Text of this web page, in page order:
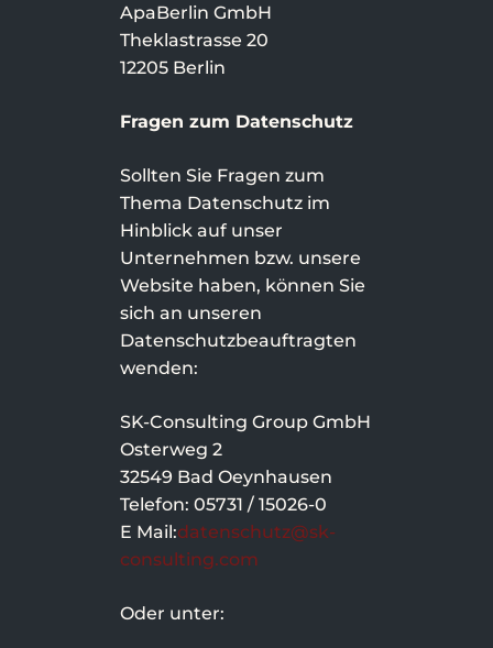
ApaBerlin GmbH
Theklastrasse 20
12205 Berlin
Fragen zum Datenschutz
Sollten Sie Fragen zum
Thema Datenschutz im
Hinblick auf unser
Unternehmen bzw. unsere
Website haben, können Sie
sich an unseren
Datenschutzbeauftragten
wenden:
SK-Consulting Group GmbH
Osterweg 2
32549 Bad Oeynhausen
Telefon: 05731 / 15026-0
E Mail:datenschutz@sk-
consulting.com
Oder unter: